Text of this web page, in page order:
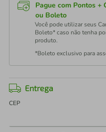
Pague com Pontos +
ou Boleto
Você pode utilizar seus
Boleto* caso não tenha
produto.
*Boleto exclusivo para
Entrega
CEP